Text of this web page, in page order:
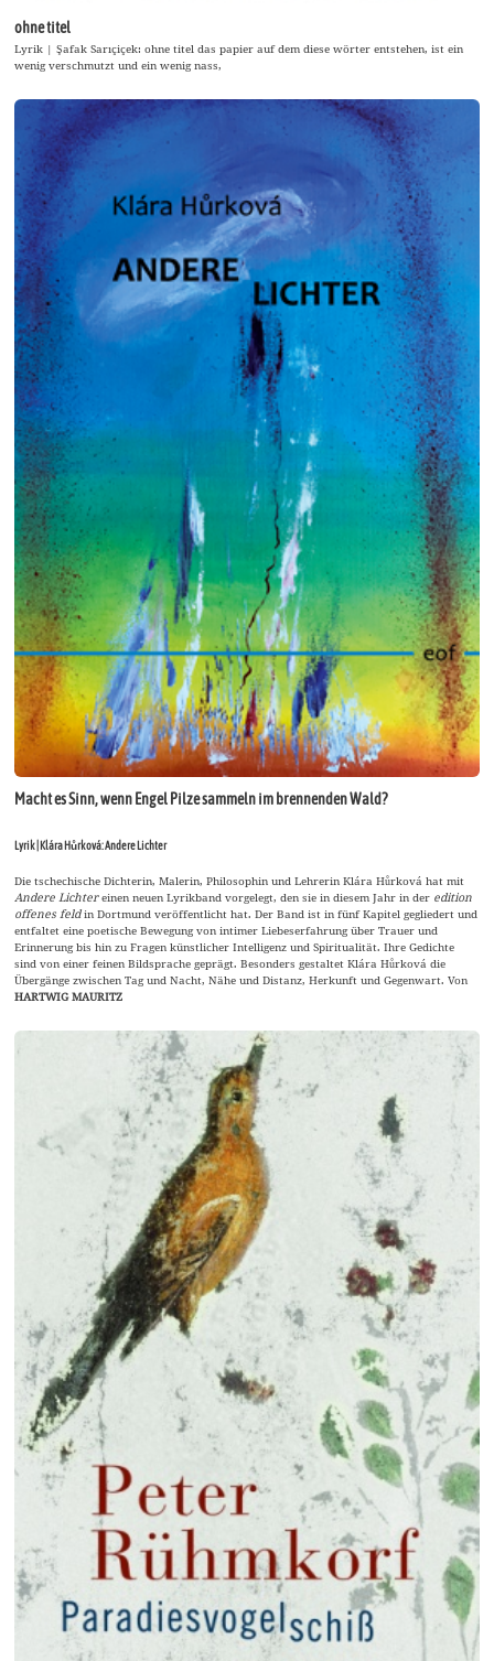
ohne titel
Lyrik | Şafak Sarıçiçek: ohne titel das papier auf dem diese wörter entstehen, ist ein
wenig verschmutzt und ein wenig nass,
Macht es Sinn, wenn Engel Pilze sammeln im brennenden Wald?
Lyrik | Klára Hůrková: Andere Lichter
Die tschechische Dichterin, Malerin, Philosophin und Lehrerin Klára Hůrková hat mit
Andere Lichtereinen neuen Lyrikband vorgelegt, den sie in diesem Jahr in der edition
offenes feldin Dortmund veröffentlicht hat. Der Band ist in fünf Kapitel gegliedert und
entfaltet eine poetische Bewegung von intimer Liebeserfahrung über Trauer und
Erinnerung bis hin zu Fragen künstlicher Intelligenz und Spiritualität. Ihre Gedichte
sind von einer feinen Bildsprache geprägt. Besonders gestaltet Klára Hůrková die
Übergänge zwischen Tag und Nacht, Nähe und Distanz, Herkunft und Gegenwart. Von
HARTWIG MAURITZ